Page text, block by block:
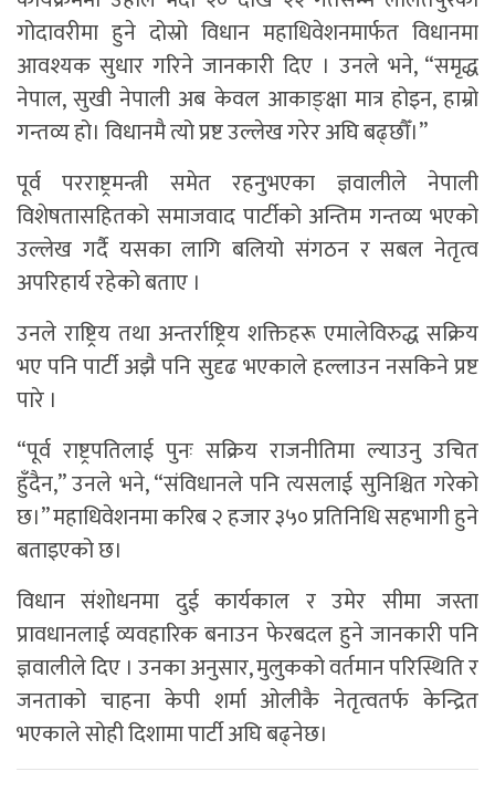
गोदावरीमा हुने दोस्रो विधान महाधिवेशनमार्फत विधानमा
आवश्यक सुधार गरिने जानकारी दिए । उनले भने, “समृद्ध
नेपाल, सुखी नेपाली अब केवल आकाङ्क्षा मात्र होइन, हाम्रो
गन्तव्य हो। विधानमै त्यो प्रष्ट उल्लेख गरेर अघि बढ्छौँ।”
पूर्व परराष्ट्रमन्त्री समेत रहनुभएका ज्ञवालीले नेपाली
विशेषतासहितको समाजवाद पार्टीको अन्तिम गन्तव्य भएको
उल्लेख गर्दै यसका लागि बलियो संगठन र सबल नेतृत्व
अपरिहार्य रहेको बताए ।
उनले राष्ट्रिय तथा अन्तर्राष्ट्रिय शक्तिहरू एमालेविरुद्ध सक्रिय
भए पनि पार्टी अझै पनि सुदृढ भएकाले हल्लाउन नसकिने प्रष्ट
पारे ।
“पूर्व राष्ट्रपतिलाई पुनः सक्रिय राजनीतिमा ल्याउनु उचित
हुँदैन,” उनले भने, “संविधानले पनि त्यसलाई सुनिश्चित गरेको
छ।” महाधिवेशनमा करिब २ हजार ३५० प्रतिनिधि सहभागी हुने
बताइएको छ।
विधान संशोधनमा दुई कार्यकाल र उमेर सीमा जस्ता
प्रावधानलाई व्यवहारिक बनाउन फेरबदल हुने जानकारी पनि
ज्ञवालीले दिए । उनका अनुसार, मुलुकको वर्तमान परिस्थिति र
जनताको चाहना केपी शर्मा ओलीकै नेतृत्वतर्फ केन्द्रित
भएकाले सोही दिशामा पार्टी अघि बढ्नेछ।